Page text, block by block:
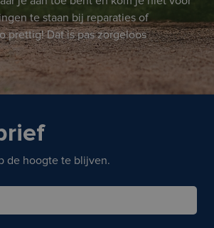
te staan bij reparaties of
prettig! Dat is pas zorgeloos
de hoogte te blijven.